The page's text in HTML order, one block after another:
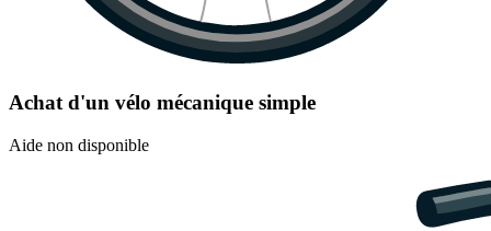
Achat d'un vélo mécanique simple
Aide non disponible